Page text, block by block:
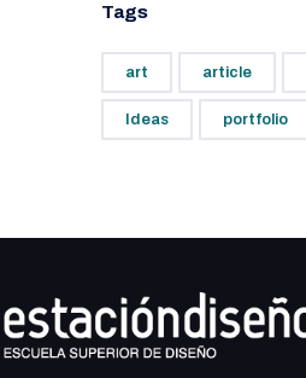
Tags
art article
Ideas portfolio